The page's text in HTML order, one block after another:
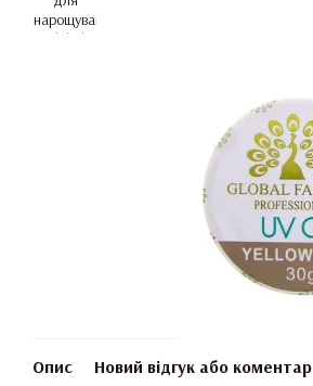
Опис Новий відгук або коментар